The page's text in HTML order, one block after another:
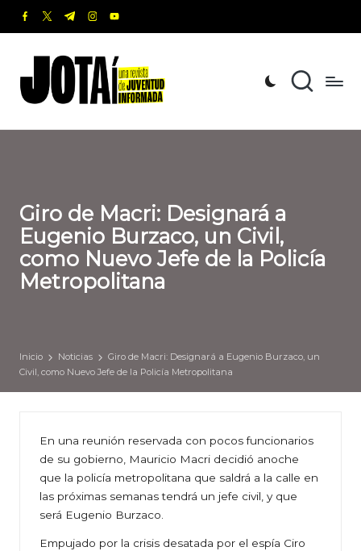
Saltar
contenido
facebook.com
twitter.com
t.me instagram.com
youtube.com
o
t
revista
de
Informada
Giro de Macri: Designará a
Eugenio Burzaco, un Civil,
como Nuevo Jefe de la Policía
Metropolitana
Inicio Noticias
Giro de Macri: Designará a Eugenio Burzaco, un
Civil, como Nuevo Jefe de la Policía Metropolitana
En una reunión reservada con pocos funcionarios
de su gobierno, Mauricio Macri decidió anoche
que la policía metropolitana que saldrá a la calle en
las próximas semanas tendrá un jefe civil, y que
será Eugenio Burzaco.
Empujado por la crisis desatada por el espía Ciro